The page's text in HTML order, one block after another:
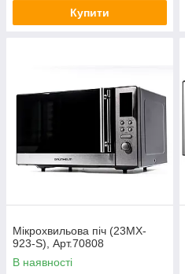
Купити
Мікрохвильова піч (23MX-
923-S), Арт.70808
В наявності